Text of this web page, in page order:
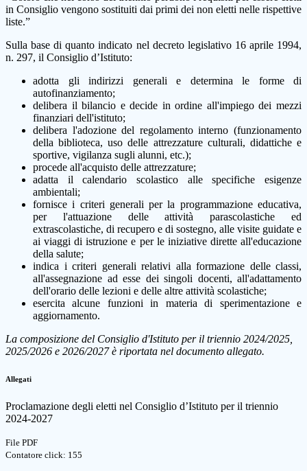
in Consiglio vengono sostituiti dai primi dei non eletti nelle rispettive
liste.”
Sulla base di quanto indicato nel decreto legislativo 16 aprile 1994,
n. 297, il Consiglio d’Istituto:
adotta gli indirizzi generali e determina le forme di
autofinanziamento;
delibera il bilancio e decide in ordine all'impiego dei mezzi
finanziari dell'istituto;
delibera l'adozione del regolamento interno (funzionamento
della biblioteca, uso delle attrezzature culturali, didattiche e
sportive, vigilanza sugli alunni, etc.);
procede all'acquisto delle attrezzature;
adatta il calendario scolastico alle specifiche esigenze
ambientali;
fornisce i criteri generali per la programmazione educativa,
per l'attuazione delle attività parascolastiche ed
extrascolastiche, di recupero e di sostegno, alle visite guidate e
ai viaggi di istruzione e per le iniziative dirette all'educazione
della salute;
indica i criteri generali relativi alla formazione delle classi,
all'assegnazione ad esse dei singoli docenti, all'adattamento
dell'orario delle lezioni e delle altre attività scolastiche;
esercita alcune funzioni in materia di sperimentazione e
aggiornamento.
La composizione del Consiglio d'Istituto per il triennio 2024/2025,
2025/2026 e 2026/2027 è riportata nel documento allegato.
Allegati
Proclamazione degli eletti nel Consiglio d’Istituto per il triennio
2024-2027
File PDF
Contatore click: 155